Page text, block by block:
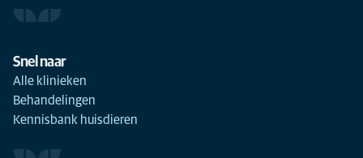
Snel naar
Alle klinieken
Behandelingen
Kennisbank huisdieren